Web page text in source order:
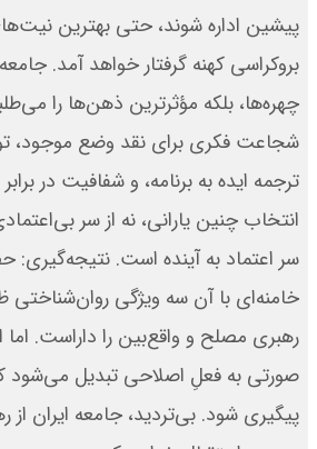
پیشین اداره شوند، حتی بهترین
بروکراسی کهنه گرفتار خواهد آمد.
چهره‌ها، بلکه مؤثرترین ذهن‌ها را
شجاعت فکری برای نقد وضع موجود،
ترجمه ایده به برنامه، و شفافیت در
انتخاب چنین یارانی، نه از سر
سر اعتماد به آینده است. نتیجه‌گیری:
خامنه‌ای با آن سه ویژگی
رهبری مصلح و واقع‌بین را داراست. اما
صورتی به فعلِ اصلاحی تبدیل
پیگیری شود. بی‌تردید، جامعه ایران از